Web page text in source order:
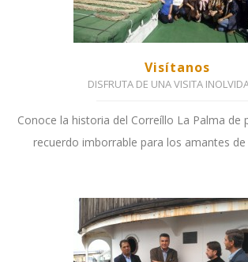
Visítanos
DISFRUTA DE UNA VISITA
Conoce la historia del Correíllo La Palma de
recuerdo imborrable para los amantes de